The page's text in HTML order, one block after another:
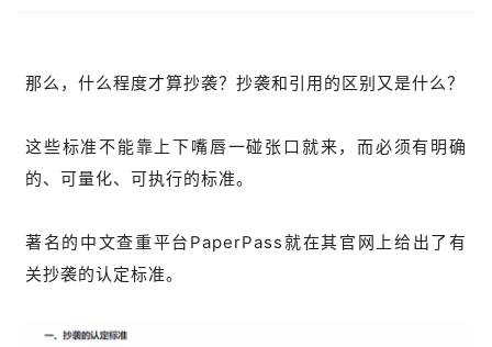
那么，什么程度才算抄袭？抄袭和引用的区别又是什么？
这些标准不能靠上下嘴唇一碰张口就来，而必须有明确
的、可量化、可执行的标准。
著名的中文查重平台PaperPass就在其官网上给出了有
关抄袭的认定标准。